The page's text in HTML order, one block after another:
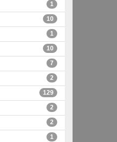
1
10
1
10
7
2
129
2
2
1